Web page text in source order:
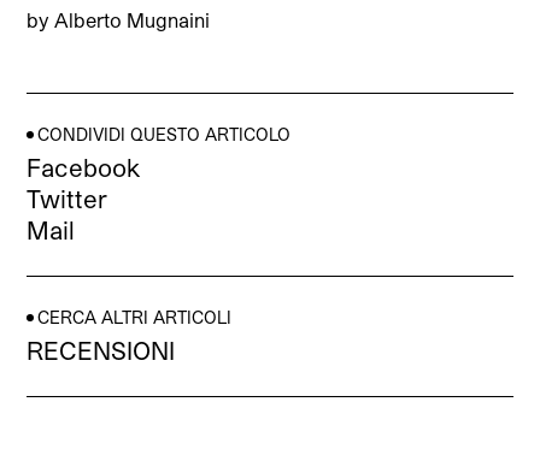
by Alberto Mugnaini
CONDIVIDI QUESTO ARTICOLO
Facebook
Twitter
Mail
CERCA ALTRI ARTICOLI
RECENSIONI